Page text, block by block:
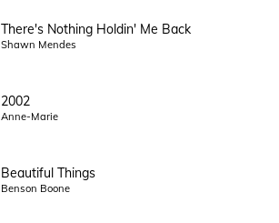
There's Nothing Holdin' Me Back
Shawn Mendes
2002
Anne-Marie
Beautiful Things
Benson Boone